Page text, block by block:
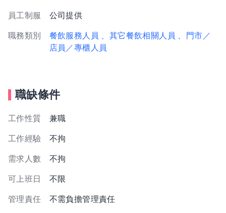
員工制服 公司提供
職務類別 餐飲服務人員 、其它餐飲相關人員
、門市／
店員／專櫃人員
職缺條件
工作性質 兼職
工作經驗 不拘
需求人數 不拘
可上班日 不限
管理責任 不需負擔管理責任